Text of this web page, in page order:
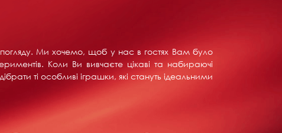
Ми хочемо, щоб у нас в гостях Вам було
Коли Ви вивчаєте цікаві та набираючі
ті особливі іграшки, які стануть ідеальними